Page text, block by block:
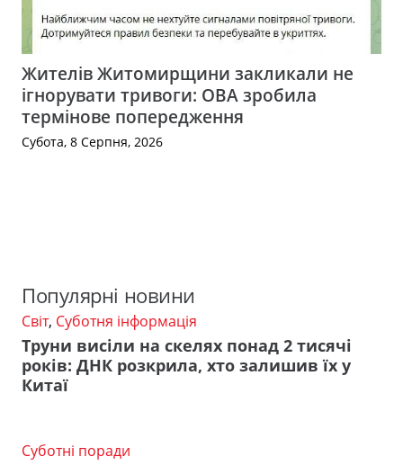
Жителів Житомирщини закликали не
ігнорувати тривоги: ОВА зробила
термінове попередження
Субота, 8 Серпня, 2026
Популярні новини
Світ, Суботня інформація
Труни висіли на скелях понад 2 тисячі
років: ДНК розкрила, хто залишив їх у
Китаї
Суботні поради